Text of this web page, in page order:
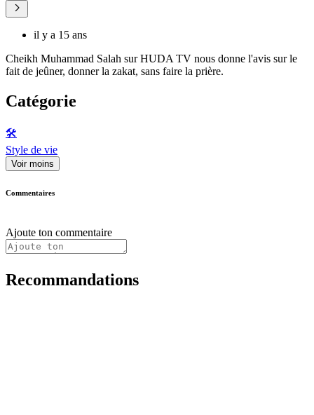
il y a 15 ans
Cheikh Muhammad Salah sur HUDA TV nous donne l'avis sur le
fait de jeûner, donner la zakat, sans faire la prière.
Catégorie
🛠️
Style de vie
Voir moins
Commentaires
Ajoute ton commentaire
Recommandations